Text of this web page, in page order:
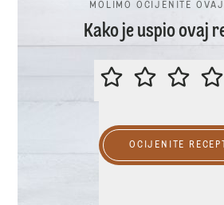
MOLIMO OCIJENITE OVAJ
Kako je uspio ovaj
OCIJENITE RECEPT